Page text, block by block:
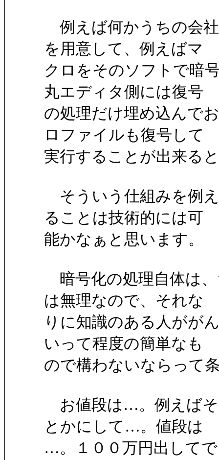
例えば何かうちの会
を用意して、例えばマ
クロをそのソフトで暗
丸エディタ側には復号
の処理だけ埋め込んで
ロファイルも復号して
実行することが出来る
そういう仕組みを例
ることは技術的には可
能かなぁと思います。
暗号化の処理自体は
は無理なので、それな
りに知識のある人がが
いって程度の簡単なも
ので構わないならって
お値段は…。例えばそ
とかにして…。値段は
…。１００万円出して